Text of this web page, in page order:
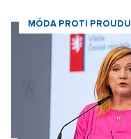
MÓDA PROTI PROUDU